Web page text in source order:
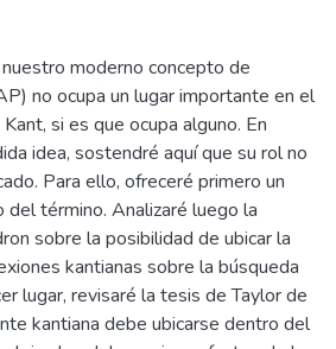
moderno concepto de
no ocupa un lugar importante en el
si es que ocupa alguno. En
idea, sostendré aquí que su rol no
Para ello, ofreceré primero un
término. Analizaré luego la
sobre la posibilidad de ubicar la
kantianas sobre la búsqueda
lugar, revisaré la tesis de Taylor de
kantiana debe ubicarse dentro del